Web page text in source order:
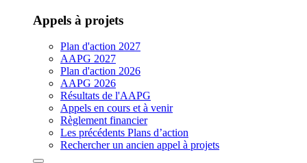
Appels à projets
Plan d'action 2027
AAPG 2027
Plan d'action 2026
AAPG 2026
Résultats de l'AAPG
Appels en cours et à venir
Règlement financier
Les précédents Plans d’action
Rechercher un ancien appel à projets